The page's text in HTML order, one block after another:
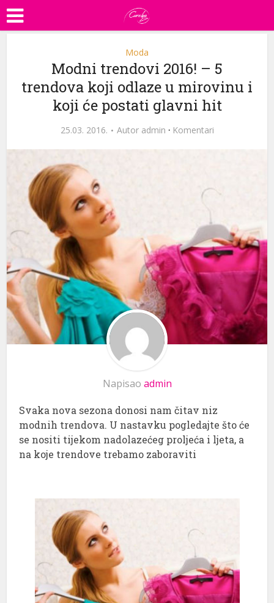
Moda
Modni trendovi 2016! – 5
trendova koji odlaze u mirovinu i
koji će postati glavni hit
25.03. 2016. Autor admin · Komentari
Napisao admin
Svaka nova sezona donosi nam čitav niz
modnih trendova. U nastavku pogledajte što će
se nositi tijekom nadolazećeg proljeća i ljeta, a
na koje trendove trebamo zaboraviti